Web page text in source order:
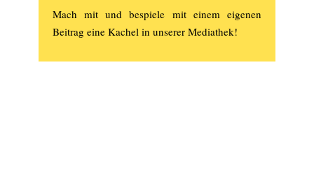
Mach mit und bespiele mit einem eigenen
Beitrag eine Kachel in unserer Mediathek!